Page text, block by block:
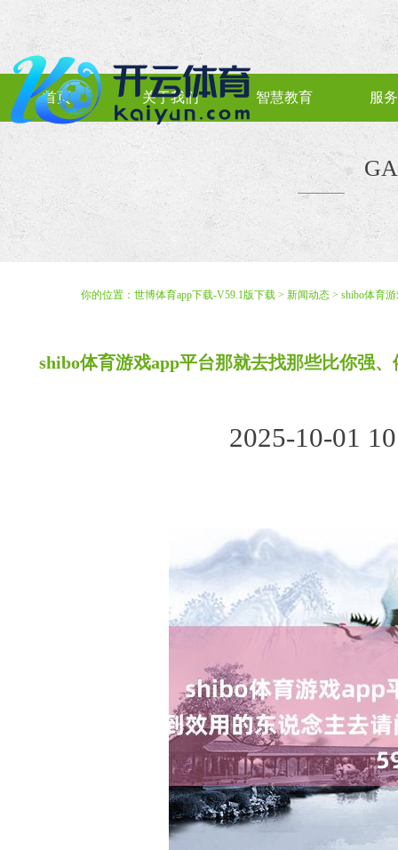
首页 关于我们 智慧教育 服
你的位置： 世博体育app下载-V59.1版下载 > 新闻动态 > shibo体育
shibo体育游戏app平台那就去找那些比你强
2025-10-01